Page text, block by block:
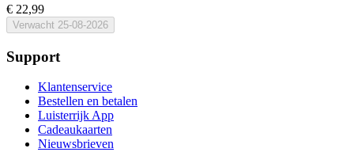
€ 22,99
Verwacht 25-08-2026
Support
Klantenservice
Bestellen en betalen
Luisterrijk App
Cadeaukaarten
Nieuwsbrieven